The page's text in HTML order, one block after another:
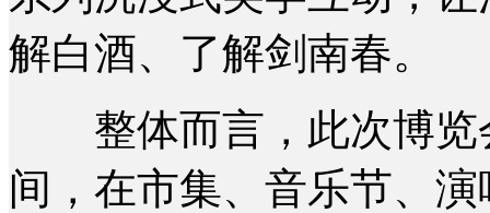
解白酒、了解剑南春。
整体而言，此次博览
间，在市集、音乐节、